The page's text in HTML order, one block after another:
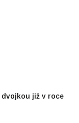
již v roce